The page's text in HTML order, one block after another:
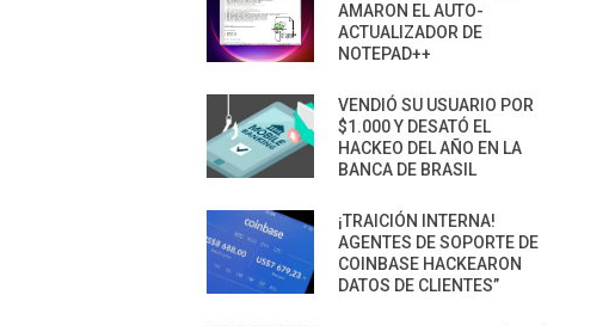
AMARON EL AUTO-
ACTUALIZADOR DE
NOTEPAD++
VENDIÓ SU USUARIO POR
$1.000 Y DESATÓ EL
HACKEO DEL AÑO EN LA
BANCA DE BRASIL
¡TRAICIÓN INTERNA!
AGENTES DE SOPORTE DE
COINBASE HACKEARON
DATOS DE CLIENTES”